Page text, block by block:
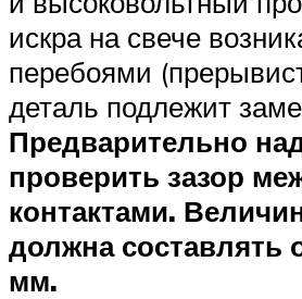
искра на свече
перебоями
деталь подлежит
Предварительно
проверить зазор
контактами.
должна составлять
мм.